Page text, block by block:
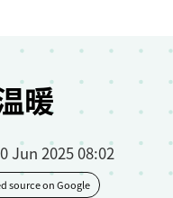
暖
Jun 2025 08:02
source on Google